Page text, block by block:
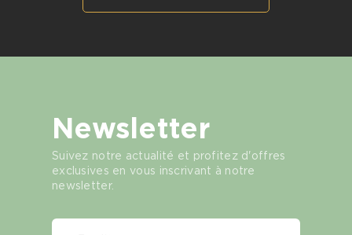
Newsletter
Suivez notre actualité et profitez d'offres
exclusives en vous inscrivant à notre
newsletter.